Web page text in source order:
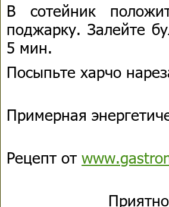
В сотейник
поджарку. Залейте
5 мин.
Посыпьте харчо
Примерная
Рецепт от